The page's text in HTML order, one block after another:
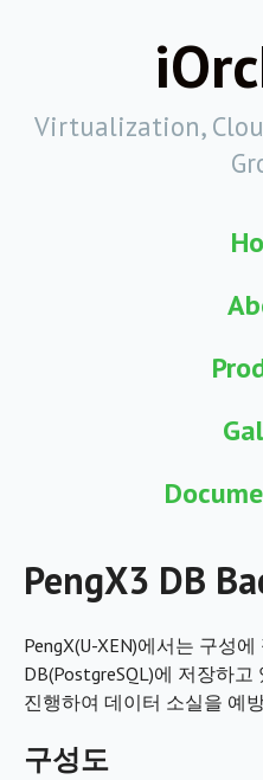
Virtualization,
PengX3 DB
PengX(U-XEN)에서는 구성
DB(PostgreSQL)에 저장하
진행하여 데이터 소실을 예
구성도